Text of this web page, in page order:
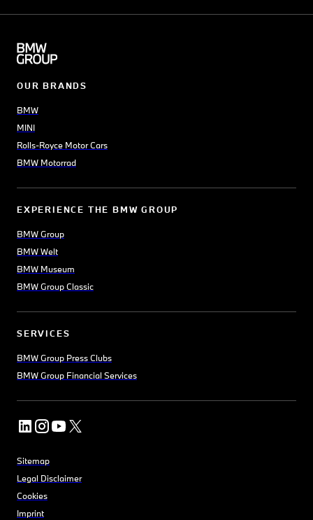
OUR BRANDS
BMW
MINI
Rolls-Royce Motor Cars
BMW Motorrad
EXPERIENCE THE BMW GROUP
BMW Group
BMW Welt
BMW Museum
BMW Group Classic
SERVICES
BMW Group Press Clubs
BMW Group Financial Services
Sitemap
Legal Disclaimer
Cookies
Imprint